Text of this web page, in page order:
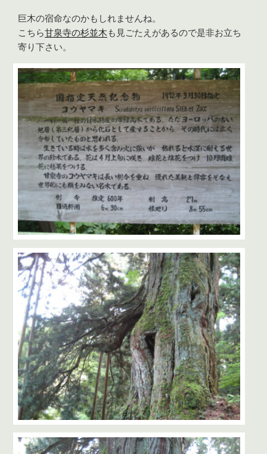
巨木の宿命なのかもしれませんね。
こちら甘泉寺の杉並木 も見ごたえがあるので是非お立ち
寄り下さい。